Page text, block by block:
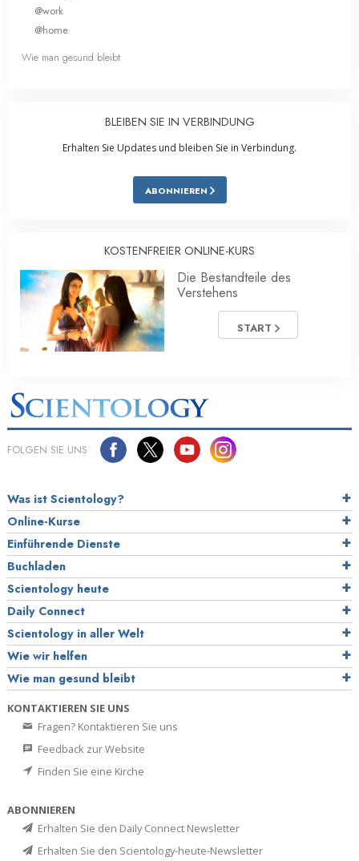
@work
@home
Wie man gesund bleibt
BLEIBEN SIE IN VERBINDUNG
Erhalten Sie Updates und bleiben Sie in Verbindung.
ABONNIEREN
KOSTENFREIER ONLINE-KURS
Die Bestandteile des
Verstehens
START
FOLGEN SIE UNS
Was ist Scientology?
Online-Kurse
Einführende Dienste
Buchladen
Scientology heute
Daily Connect
Scientology in aller Welt
Wie wir helfen
Wie man gesund bleibt
KONTAKTIEREN SIE UNS
Fragen? Kontaktieren Sie uns
Feedback zur Website
Finden Sie eine Kirche
ABONNIEREN
Erhalten Sie den Daily Connect Newsletter
Erhalten Sie den Scientology-heute-Newsletter